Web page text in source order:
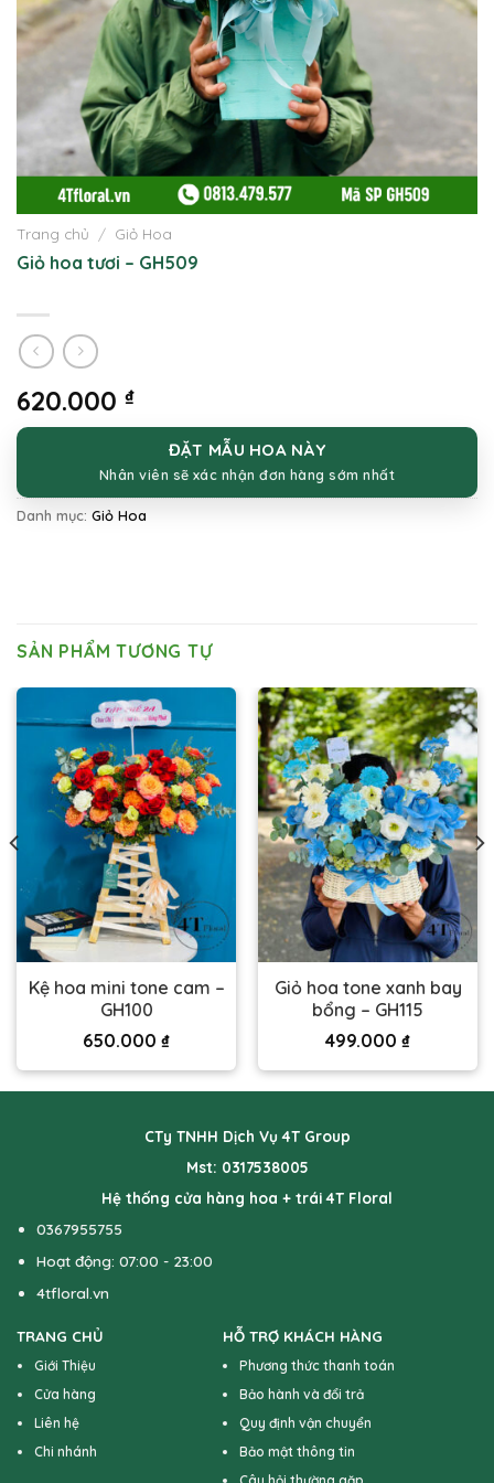
Trang chủ / Giỏ Hoa
Giỏ hoa tươi – GH509
620.000 ₫
ĐẶT MẪU HOA NÀY
Nhân viên sẽ xác nhận đơn hàng sớm nhất
Danh mục: Giỏ Hoa
SẢN PHẨM TƯƠNG TỰ
Kệ hoa mini tone cam –
GH100
650.000 ₫
Giỏ hoa tone xanh bay
bổng – GH115
499.000 ₫
CTy TNHH Dịch Vụ 4T Group
Mst: 0317538005
Hệ thống cửa hàng hoa + trái 4T Floral
0367955755
Hoạt động: 07:00 - 23:00
4tfloral.vn
TRANG CHỦ
Giới Thiệu
Cửa hàng
Liên hệ
Chi nhánh
HỖ TRỢ KHÁCH HÀNG
Phương thức thanh toán
Bảo hành và đổi trả
Quy định vận chuyển
Bảo mật thông tin